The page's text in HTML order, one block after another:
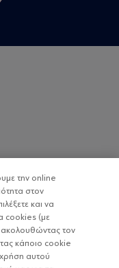
ΚΑΙ ΟΙ
ΤΙΣ
την online
στον
και να
cookies (με
ακολουθώντας τον
κάποιο cookie
χρήση αυτού